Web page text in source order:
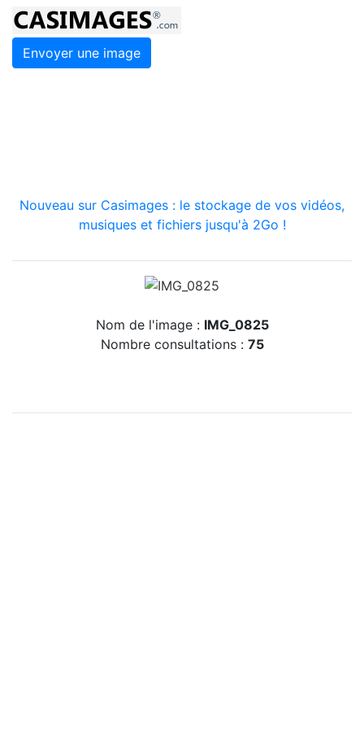
Envoyer une image
Nouveau sur Casimages : le stockage de vos vidéos,
musiques et fichiers jusqu'à 2Go !
Nom de l'image : IMG_0825
Nombre consultations : 75